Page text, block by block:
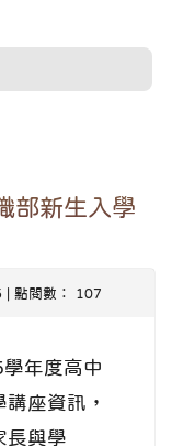
部新生入學
點閱數： 107
年度高中
座資訊，
長與學